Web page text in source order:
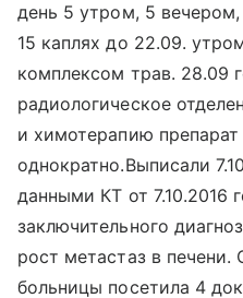
день 5 утром, 5
15 каплях до 22.09.
комплексом трав. 28.09
радиологическое
и химотерапию препарат
однократно.Выписали
данными КТ от 7.10.2016
заключительного
рост метастаз в
больницы посетила 4